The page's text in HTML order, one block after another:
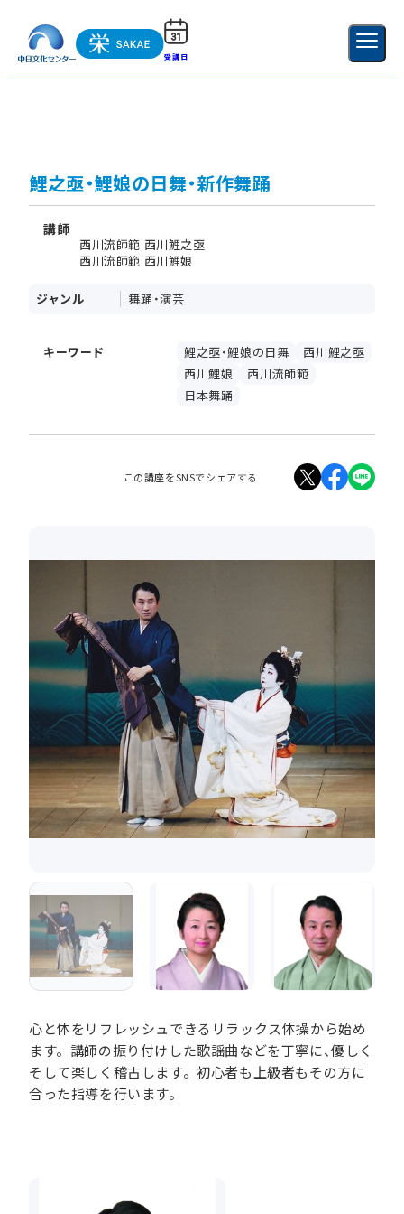
受講日 新規登録
鯉之亟・鯉娘の日舞・新作舞踊
講師
西川流師範 西川鯉之亟
西川流師範 西川鯉娘
ジャンル 舞踊・演芸
キーワード 鯉之亟・鯉娘の日舞
西川鯉之亟
西川鯉娘
西川流師範
日本舞踊
この講座をSNSでシェアする
心と体をリフレッシュできるリラックス体操から始め
ます。講師の振り付けした歌謡曲などを丁寧に、優しく
そして楽しく稽古します。初心者も上級者もその方に
合った指導を行います。